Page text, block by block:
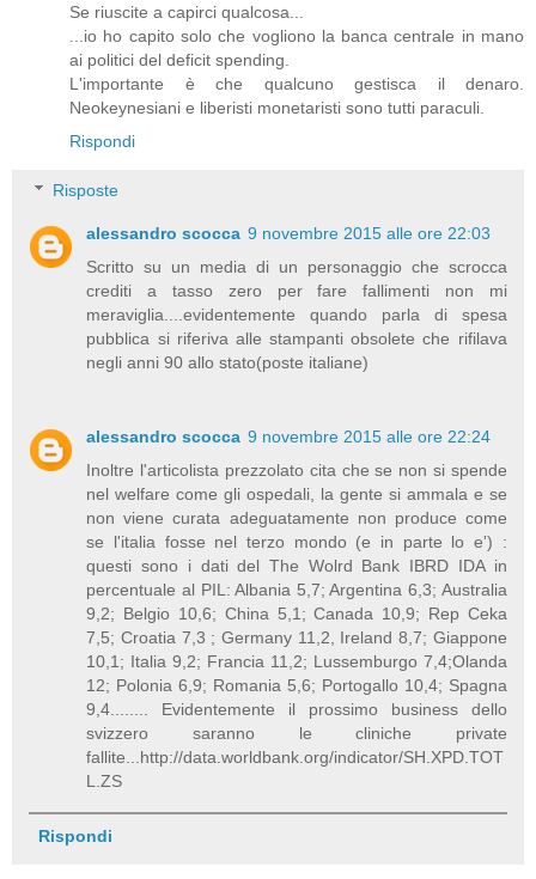
Se riuscite a capirci qualcosa...
...io ho capito solo che vogliono la banca centrale in mano
ai politici del deficit spending.
L'importante è che qualcuno gestisca il denaro.
Neokeynesiani e liberisti monetaristi sono tutti paraculi.
Rispondi
Risposte
alessandro scocca 9 novembre 2015 alle ore 22:03
Scritto su un media di un personaggio che scrocca
crediti a tasso zero per fare fallimenti non mi
meraviglia....evidentemente quando parla di spesa
pubblica si riferiva alle stampanti obsolete che rifilava
negli anni 90 allo stato(poste italiane)
alessandro scocca 9 novembre 2015 alle ore 22:24
Inoltre l'articolista prezzolato cita che se non si spende
nel welfare come gli ospedali, la gente si ammala e se
non viene curata adeguatamente non produce come
se l'italia fosse nel terzo mondo (e in parte lo e') :
questi sono i dati del The Wolrd Bank IBRD IDA in
percentuale al PIL: Albania 5,7; Argentina 6,3; Australia
9,2; Belgio 10,6; China 5,1; Canada 10,9; Rep Ceka
7,5; Croatia 7,3 ; Germany 11,2, Ireland 8,7; Giappone
10,1; Italia 9,2; Francia 11,2; Lussemburgo 7,4;Olanda
12; Polonia 6,9; Romania 5,6; Portogallo 10,4; Spagna
9,4........ Evidentemente il prossimo business dello
svizzero saranno le cliniche private
fallite...http://data.worldbank.org/indicator/SH.XPD.TOT
L.ZS
Rispondi